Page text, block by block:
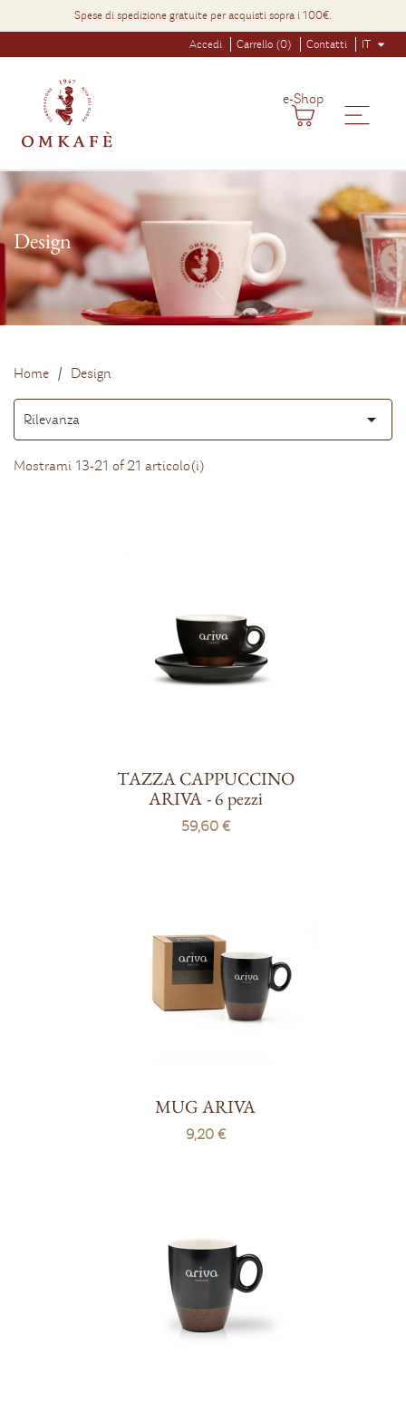
Spese di spedizione gratuite per acquisti sopra i 100€.
Accedi
Carrello (0) Contatti IT
e-Shop
Design
Home Design
Ordina
Rilevanza 
Mostrami 13-21 of 21 articolo(i)
TAZZA CAPPUCCINO
ARIVA - 6 pezzi
59,60 €
MUG ARIVA
9,20 €